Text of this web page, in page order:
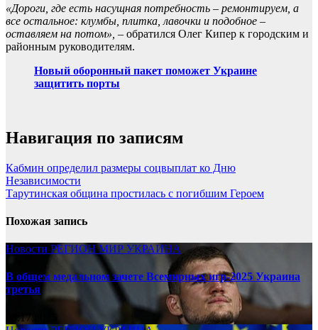
«Дороги, где есть насущная потребность – ремонтируем, а
все остальное: клумбы, плитка, лавочки и подобное –
оставляем на потом», – обратился Олег Кипер к городским и
районным руководителям.
Новый оборонный пакет поможет Украине
защитить порты
Навигация по записям
Кабмин определил размеры соцвыплат ко Дню
Независимости
Тарутинская община простилась с погибшим Героем
Похожая запись
Новости РЕГИОНМИР УКРАИНА
В общем медальном зачете Всемирных игр-2025 Украина
третья
08.17.2025